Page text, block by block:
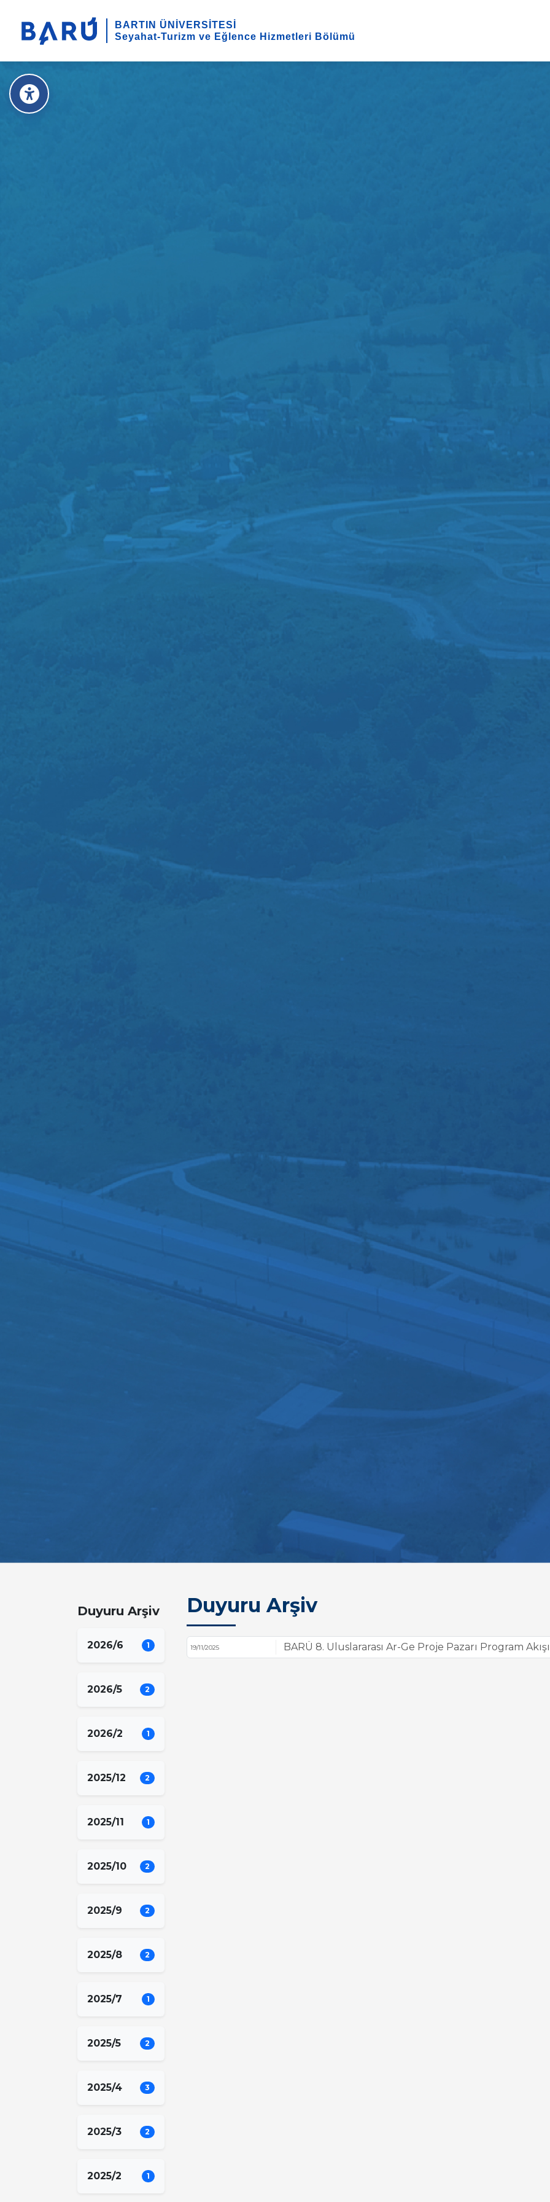
BARTIN ÜNİVERSİTESİ
Seyahat-Turizm ve Eğlence Hizmetleri Bölümü
Duyuru Arşiv
2026/6 1
2026/5 2
2026/2 1
2025/12 2
2025/11 1
2025/10 2
2025/9 2
2025/8 2
2025/7 1
2025/5 2
2025/4 3
2025/3 2
2025/2 1
Duyuru Arşiv
19/11/2025 BARÜ 8. Uluslararası Ar-Ge Proje Pazarı Program Akışı